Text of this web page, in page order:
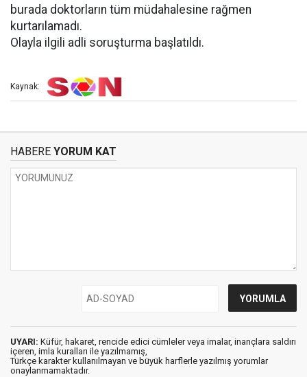
burada doktorların tüm müdahalesine rağmen
kurtarılamadı.
Olayla ilgili adli soruşturma başlatıldı.
Kaynak:
HABERE YORUM KAT
UYARI: Küfür, hakaret, rencide edici cümleler veya imalar, inançlara saldırı
içeren, imla kuralları ile yazılmamış,
Türkçe karakter kullanılmayan ve büyük harflerle yazılmış yorumlar
onaylanmamaktadır.